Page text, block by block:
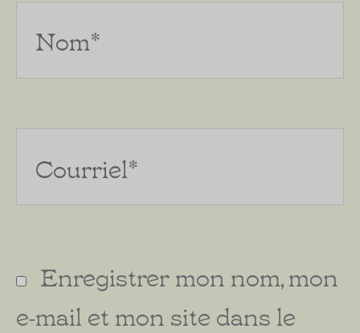
Enregistrer mon nom, mon
e-mail et mon site dans le